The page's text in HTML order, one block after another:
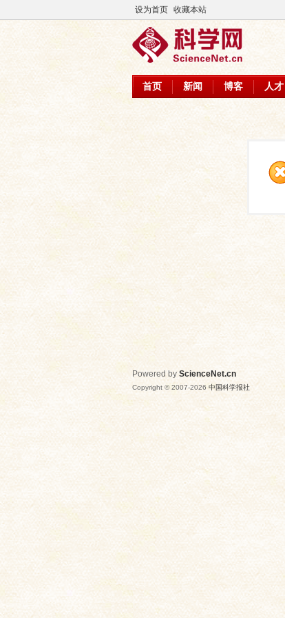
设为首页 收藏本站
首页 新闻 博客 人才
Powered by ScienceNet.cn
Copyright © 2007-2026中国科学报社